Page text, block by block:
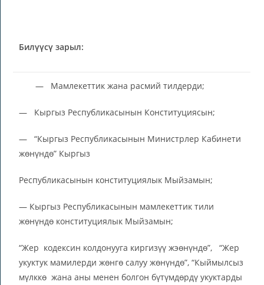
Билүүсү зарыл:
— Мамлекеттик жана расмий тилдерди;
— Кыргыз Республикасынын Конституциясын;
— “Кыргыз Республикасынын Министрлер Кабинети
жөнүндө” Кыргыз
Республикасынын конституциялык Мыйзамын;
— Кыргыз Республикасынын мамлекеттик тили
жөнүндө конституциялык Мыйзамын;
“Жер кодексин колдонууга киргизүү жэөнүндө”, “Жер
укуктук мамилерди жөнгө салуу жөнүндө”, “Кыймылсыз
мүлккө жана аны менен болгон бүтүмдөрдү укуктарды